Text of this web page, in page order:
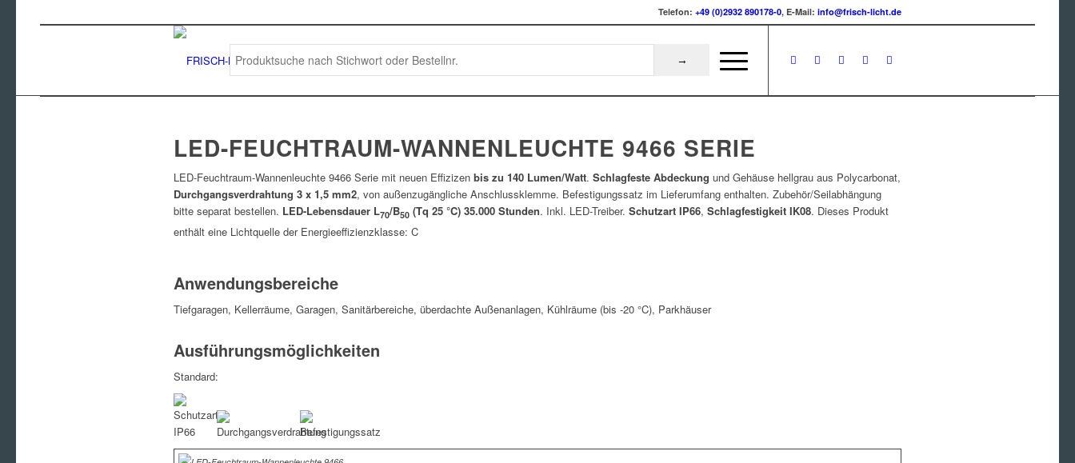
Telefon: +49 (0)2932 890178-0, E-Mail: info@frisch-licht.de
LED-FEUCHTRAUM-WANNENLEUCHTE 9466 SERIE
LED-Feuchtraum-Wannenleuchte 9466 Serie mit neuen Effizizen bis zu 140 Lumen/Watt. Schlagfeste Abdeckung und Gehäuse hellgrau aus Polycarbonat,
Durchgangsverdrahtung 3 x 1,5 mm2, von außenzugängliche Anschlussklemme. Befestigungssatz im Lieferumfang enthalten. Zubehör/Seilabhängung
bitte separat bestellen. LED-Lebensdauer L70/B50 (Tq 25 °C) 35.000 Stunden. Inkl. LED-Treiber. Schutzart IP66, Schlagfestigkeit IK08. Dieses Produkt
enthält eine Lichtquelle der Energieeffizienzklasse: C
Anwendungsbereiche
Tiefgaragen, Kellerräume, Garagen, Sanitärbereiche, überdachte Außenanlagen, Kühlräume (bis -20 °C), Parkhäuser
Ausführungsmöglichkeiten
Standard: